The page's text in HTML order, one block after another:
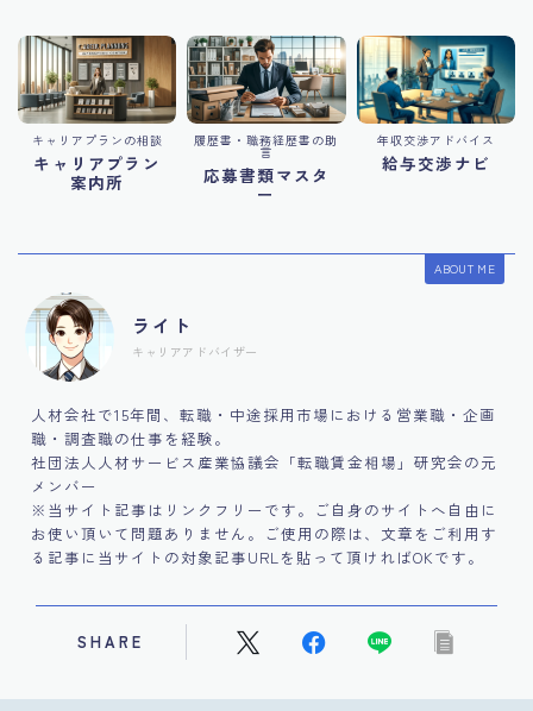
キャリアプランの相談
キャリアプラン
案内所
履歴書・職務経歴書の助
言
応募書類マスタ
ー
年収交渉アドバイス
給与交渉ナビ
ABOUT ME
ライト
キャリアアドバイザー
人材会社で15年間、転職・中途採用市場における営業職・企画
職・調査職の仕事を経験。
社団法人人材サービス産業協議会「転職賃金相場」研究会の元
メンバー
※当サイト記事はリンクフリーです。ご自身のサイトへ自由に
お使い頂いて問題ありません。ご使用の際は、文章をご利用す
る記事に当サイトの対象記事URLを貼って頂ければOKです。
SHARE